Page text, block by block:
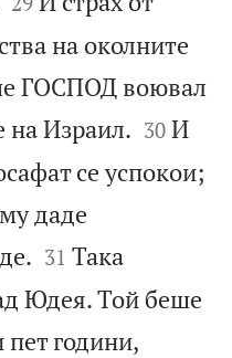
на околните
ГОСПОД воювал
на Израил. 

30 И
се успокои;
даде


31 Така
Юдея. Той беше
пет години,